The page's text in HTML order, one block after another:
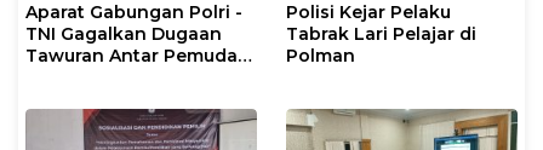
Aparat Gabungan Polri -
TNI Gagalkan Dugaan
Tawuran Antar Pemuda
Polisi Kejar Pelaku
Tabrak Lari Pelajar di
Polman